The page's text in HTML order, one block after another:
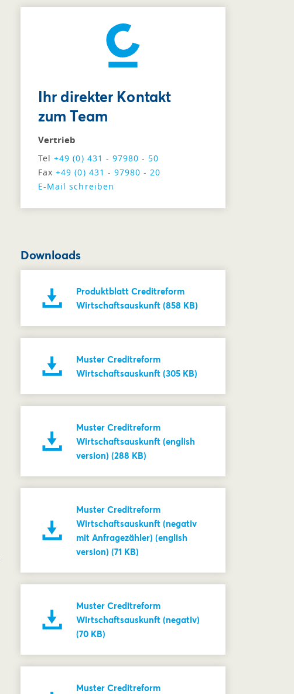
Ihr direkter Kontakt
zum Team
Vertrieb
Tel+49 (0) 431 - 97980 - 50
Fax+49 (0) 431 - 97980 - 20
E-Mail schreiben
Downloads
Produktblatt Creditreform
Wirtschaftsauskunft (858 KB)
Muster Creditreform
Wirtschaftsauskunft (305 KB)
Muster Creditreform
Wirtschaftsauskunft (english
version) (288 KB)
Muster Creditreform
Wirtschaftsauskunft (negativ
mit Anfragezähler) (english
version) (71 KB)
Muster Creditreform
Wirtschaftsauskunft (negativ)
(70 KB)
Muster Creditreform